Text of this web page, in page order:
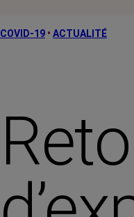
COVID-19 • ACTUALITÉ